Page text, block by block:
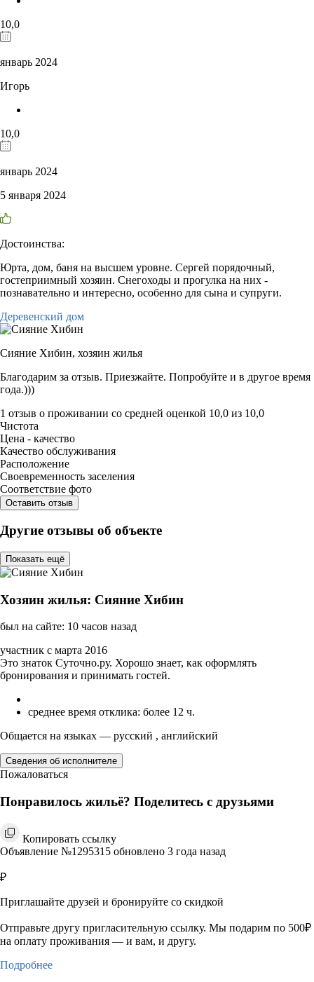
10,0
январь 2024
Игорь
10,0
январь 2024
5 января 2024
Достоинства:
Юрта, дом, баня на высшем уровне. Сергей порядочный,
гостеприимный хозяин. Снегоходы и прогулка на них -
познавательно и интересно, особенно для сына и супруги.
Деревенский дом
Сияние Хибин, хозяин жилья
Благодарим за отзыв. Приезжайте. Попробуйте и в другое время
года.)))
1 отзыв о проживании со средней оценкой 10,0 из 10,0
Чистота
Цена - качество
Качество обслуживания
Расположение
Своевременность заселения
Соответствие фото
Оставить отзыв
Другие отзывы об объекте
Показать ещё
Хозяин жилья: Сияние Хибин
был на сайте: 10 часов назад
участник с марта 2016
Это знаток Суточно.ру. Хорошо знает, как оформлять
бронирования и принимать гостей.
среднее время отклика: более 12 ч.
Общается на языках — русский , английский
Сведения об исполнителе
Пожаловаться
Понравилось жильё? Поделитесь с друзьями
Копировать ссылку
Объявление №1295315 обновлено 3 года назад
₽
Приглашайте друзей и бронируйте со скидкой
Отправьте другу пригласительную ссылку. Мы подарим по 500₽
на оплату проживания — и вам, и другу.
Подробнее